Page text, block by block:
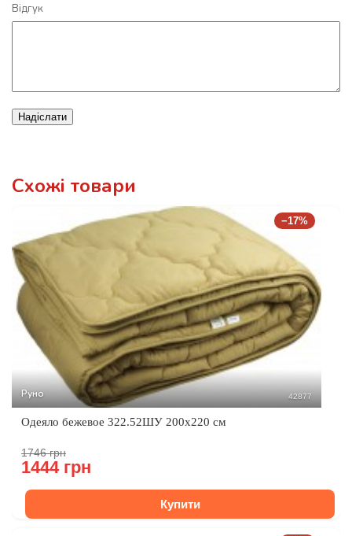
Відгук
Надіслати
Схожі товари
−17%
Руно 42877
Одеяло бежевое 322.52ШУ 200x220 см
1746 грн
1444 грн
Купити